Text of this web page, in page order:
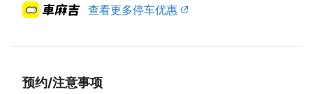
查看更多停车优惠
预约/注意事项